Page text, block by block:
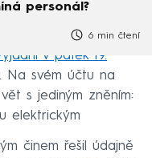
personál?
6 min čtení
v pátek 19.
Na svém účtu na
s jediným zněním:
elektrickým
činem řešil údajně